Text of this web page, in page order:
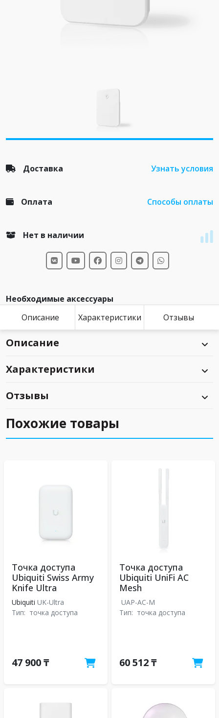
Доставка Узнать условия
Оплата Способы оплаты
Нет в наличии
Необходимые аксессуары
Описание
Характеристики Отзывы
Описание
Характеристики
Отзывы
Похожие товары
Точка доступа
Ubiquiti Swiss Army
Knife Ultra
Ubiquiti UK-Ultra
Тип: точка доступа
47 900 ₸
Точка доступа
Ubiquiti UniFi AC
Mesh
UAP-AC-M
Тип: точка доступа
60 512 ₸